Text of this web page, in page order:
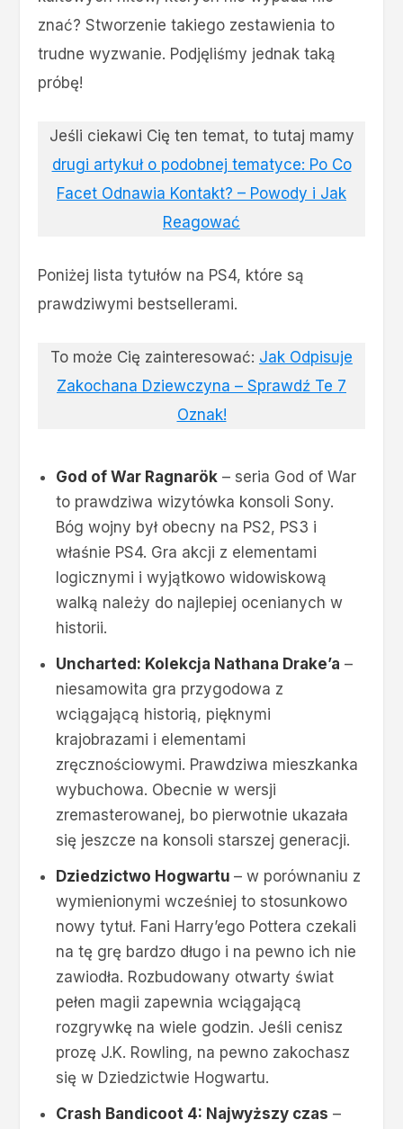
znać? Stworzenie takiego zestawienia to
trudne wyzwanie. Podjęliśmy jednak taką
próbę!
Jeśli ciekawi Cię ten temat, to tutaj mamy
drugi artykuł o podobnej tematyce: Po Co
Facet Odnawia Kontakt? – Powody i Jak
Reagować
Poniżej lista tytułów na PS4, które są
prawdziwymi bestsellerami.
To może Cię zainteresować: Jak Odpisuje
Zakochana Dziewczyna – Sprawdź Te 7
Oznak!
God of War Ragnarö k– seria God of War
to prawdziwa wizytówka konsoli Sony.
Bóg wojny był obecny na PS2, PS3 i
właśnie PS4. Gra akcji z elementami
logicznymi i wyjątkowo widowiskową
walką należy do najlepiej ocenianych w
historii.
Uncharted: Kolekcja Nathana Drake’a –
niesamowita gra przygodowa z
wciągającą historią, pięknymi
krajobrazami i elementami
zręcznościowymi. Prawdziwa mieszkanka
wybuchowa. Obecnie w wersji
zremasterowanej, bo pierwotnie ukazała
się jeszcze na konsoli starszej generacji.
Dziedzictwo Hogwartu – w porównaniu z
wymienionymi wcześniej to stosunkowo
nowy tytuł. Fani Harry’ego Pottera czekali
na tę grę bardzo długo i na pewno ich nie
zawiodła. Rozbudowany otwarty świat
pełen magii zapewnia wciągającą
rozgrywkę na wiele godzin. Jeśli cenisz
prozę J.K. Rowling, na pewno zakochasz
się w Dziedzictwie Hogwartu.
Crash Bandicoot 4: Najwyższy czas –